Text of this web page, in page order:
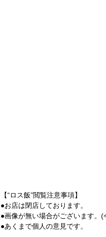
【“ロス飯”閲覧注意事項】
●お店は閉店しております。
●画像が無い場合がございます。(
●あくまで個人の意見です。